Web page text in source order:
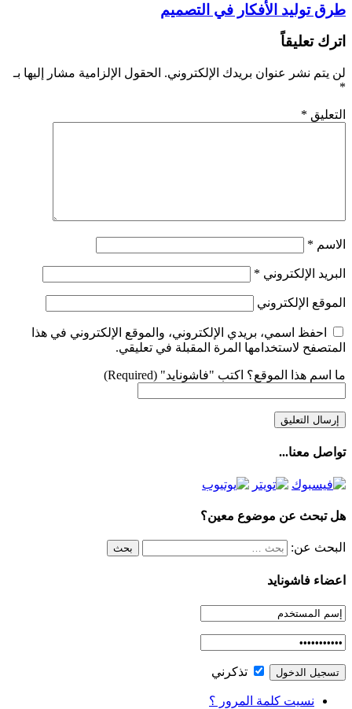
طرق توليد الأفكار في التصميم
اترك تعليقاً
لن يتم نشر عنوان بريدك الإلكتروني. الحقول الإلزامية مشار إليها بـ
*
التعليق *
الاسم *
البريد الإلكتروني *
الموقع الإلكتروني
احفظ اسمي، بريدي الإلكتروني، والموقع الإلكتروني في هذا
المتصفح لاستخدامها المرة المقبلة في تعليقي.
ما اسم هذا الموقع؟ اكتب "فاشونايد" (Required)
تواصل معنا...
هل تبحث عن موضوع معين؟
البحث عن:
اعضاء فاشونايد
تذكرني
نسيت كلمة المرور ؟